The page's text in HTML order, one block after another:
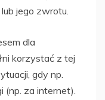
jego zwrotu.
dla
korzystać z tej
gdy np.
(np. za internet).